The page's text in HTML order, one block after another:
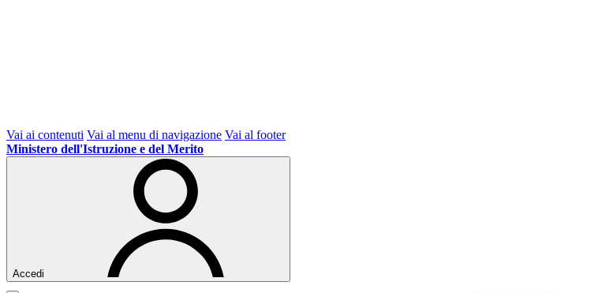
Vai ai contenuti Vai al menu di navigazione Vai al footer
Ministero dell'Istruzione e del Merito
Accedi